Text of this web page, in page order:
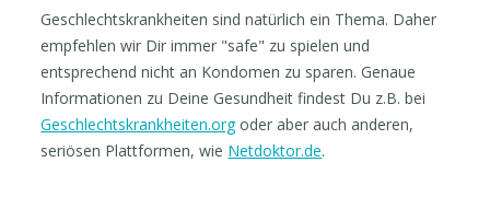
Geschlechtskrankheiten sind natürlich ein Thema. Daher
empfehlen wir Dir immer "safe" zu spielen und
entsprechend nicht an Kondomen zu sparen. Genaue
Informationen zu Deine Gesundheit findest Du z.B. bei
Geschlechtskrankheiten.orgoder aber auch anderen,
seriösen Plattformen, wie Netdoktor.de.